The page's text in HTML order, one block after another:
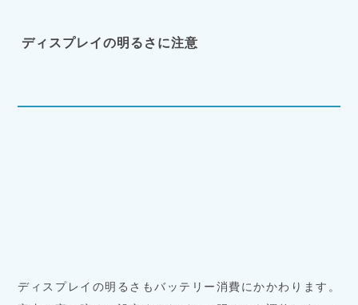
ディスプレイの明るさに注意
ディスプレイの明るさもバッテリー消費にかかわります。